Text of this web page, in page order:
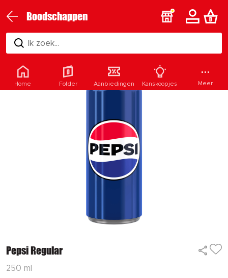
Boodschappen
Ik zoek...
Pepsi Regular
250 ml
Home Folder Aanbiedingen Kanskoopjes Meer